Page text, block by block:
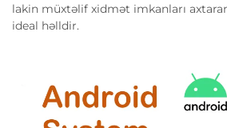
lakin müxtəlif xidmət imkanları
ideal həlldir.